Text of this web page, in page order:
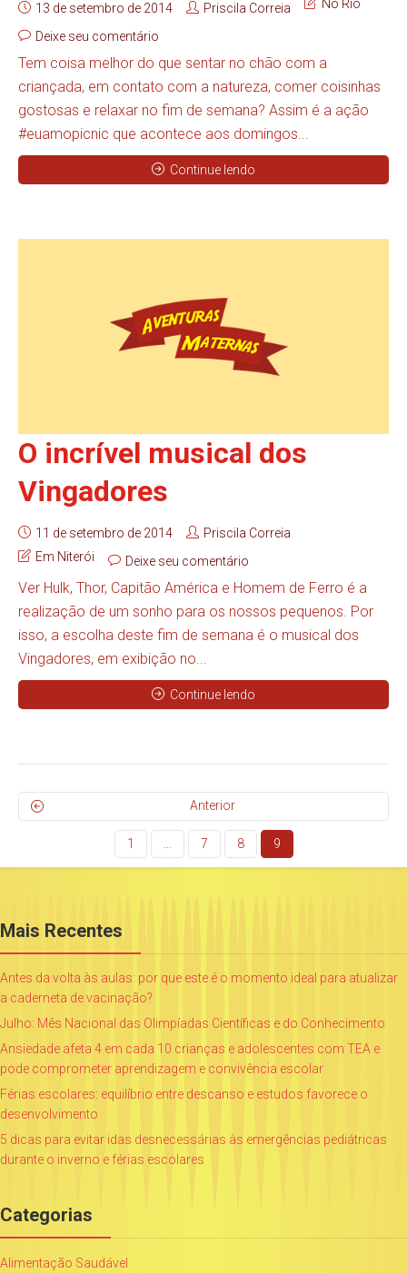
13 de setembro de 2014 Priscila Correia No Rio
Deixe seu comentário
Tem coisa melhor do que sentar no chão com a
criançada, em contato com a natureza, comer coisinhas
gostosas e relaxar no fim de semana? Assim é a ação
#euamopicnic que acontece aos domingos...
Continue lendo
O incrível musical dos
Vingadores
11 de setembro de 2014
Priscila Correia
Em Niterói
Deixe seu comentário
Ver Hulk, Thor, Capitão América e Homem de Ferro é a
realização de um sonho para os nossos pequenos. Por
isso, a escolha deste fim de semana é o musical dos
Vingadores, em exibição no...
Continue lendo
Anterior
1 … 7 8 9
Mais Recentes
Antes da volta às aulas: por que este é o momento ideal para atualizar
a caderneta de vacinação?
Julho: Mês Nacional das Olimpíadas Científicas e do Conhecimento
Ansiedade afeta 4 em cada 10 crianças e adolescentes com TEA e
pode comprometer aprendizagem e convivência escolar
Férias escolares: equilíbrio entre descanso e estudos favorece o
desenvolvimento
5 dicas para evitar idas desnecessárias às emergências pediátricas
durante o inverno e férias escolares
Categorias
Alimentação Saudável